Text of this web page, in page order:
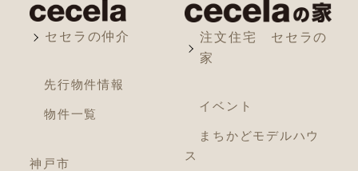
セセラの仲介
先行物件情報
物件一覧
神戸市
注文住宅 セセラの
家
イベント
まちかどモデルハウ
ス